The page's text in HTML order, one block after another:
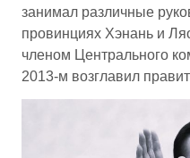
занимал различные
провинциях Хэнань и
членом Центрального
2013-м возглавил